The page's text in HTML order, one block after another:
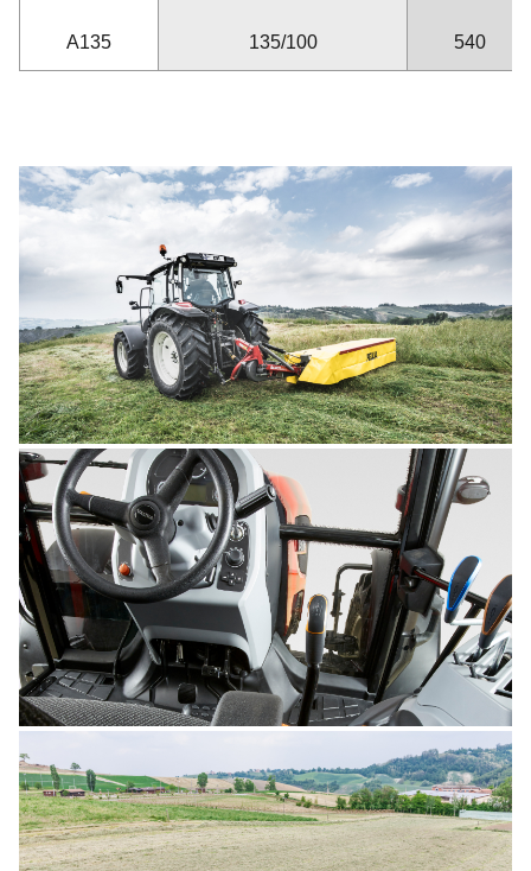
A135 135/100 540